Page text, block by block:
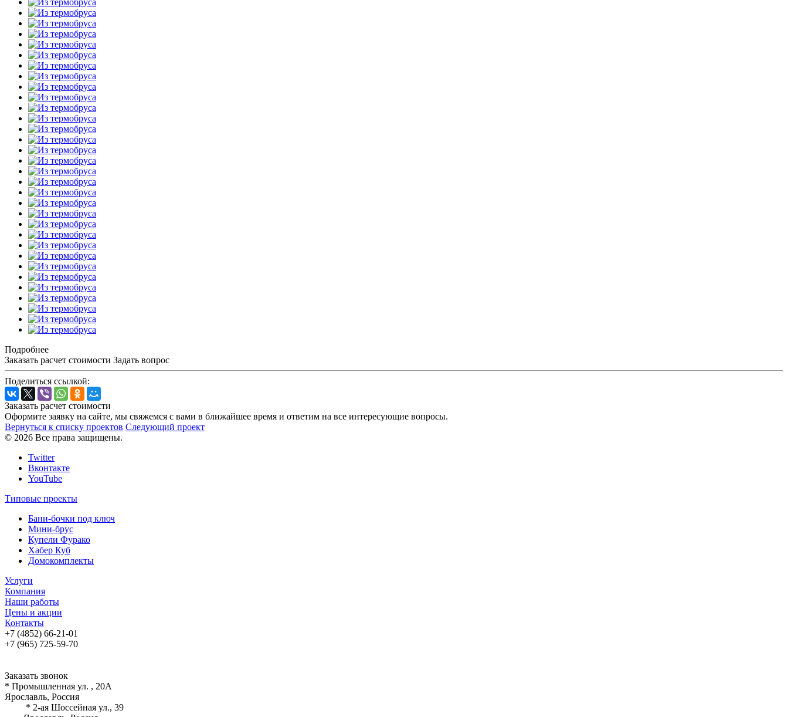
Подробнее
Заказать расчет стоимости Задать вопрос
Поделиться ссылкой:
Заказать расчет стоимости
Оформите заявку на сайте, мы свяжемся с вами в ближайшее время и ответим на все интересующие вопросы.
Вернуться к списку проектов Следующий проект
© 2026 Все права защищены.
Twitter
Вконтакте
YouTube
Типовые проекты
Бани-бочки под ключ
Мини-брус
Купели Фурако
Хабер Куб
Домокомплекты
Услуги
Компания
Наши работы
Цены и акции
Контакты
+7 (4852) 66-21-01
+7 (965) 725-59-70
Заказать звонок
* Промышленная ул. , 20А
Ярославль, Россия
* 2-ая Шоссейная ул., 39